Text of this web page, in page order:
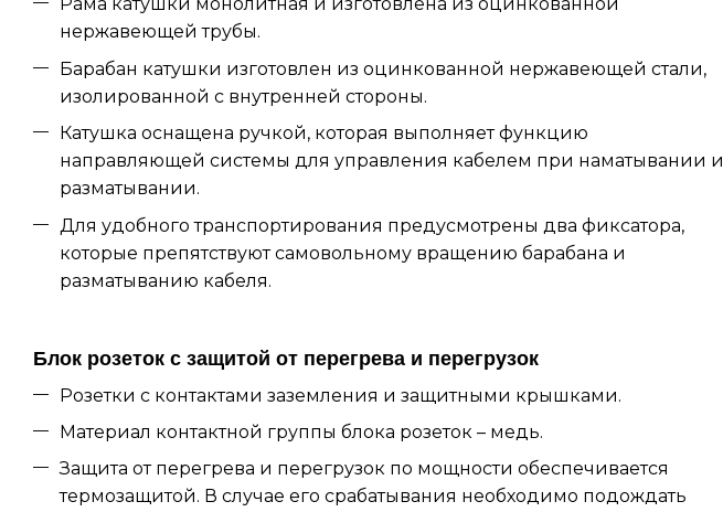
Рама катушки монолитная и изготовлена из оцинкованной
нержавеющей трубы.
Барабан катушки изготовлен из оцинкованной нержавеющей стали,
изолированной с внутренней стороны.
Катушка оснащена ручкой, которая выполняет функцию
направляющей системы для управления кабелем при наматывании и
разматывании.
Для удобного транспортирования предусмотрены два фиксатора,
которые препятствуют самовольному вращению барабана и
разматыванию кабеля.
Блок розеток с защитой от перегрева и перегрузок
Розетки с контактами заземления и защитными крышками.
Материал контактной группы блока розеток – медь.
Защита от перегрева и перегрузок по мощности обеспечивается
термозащитой. В случае его срабатывания необходимо подождать